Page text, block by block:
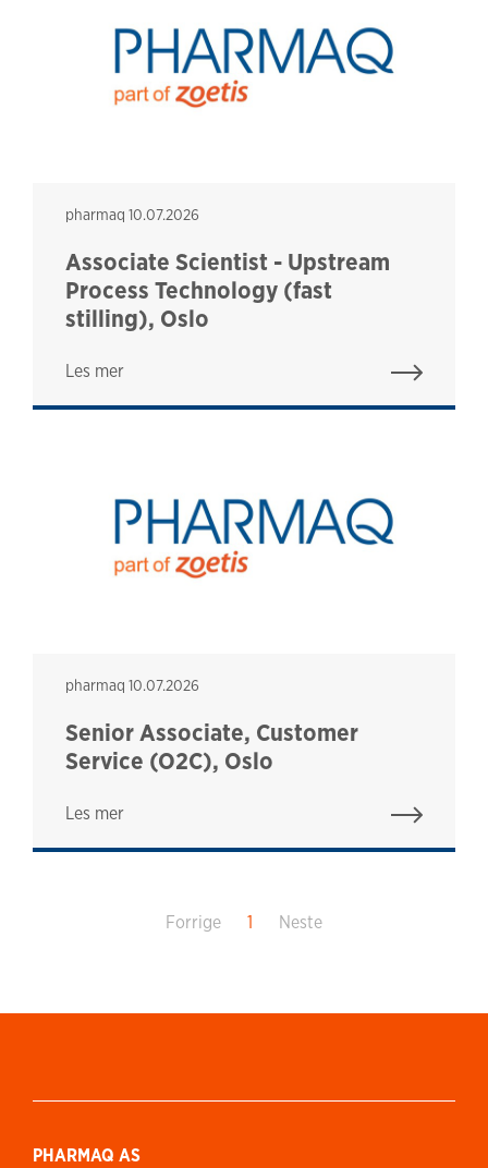
pharmaq
pharmaq 10.07.2026
Associate Scientist - Upstream
Process Technology (fast
stilling), Oslo
Les mer
pharmaq
pharmaq 10.07.2026
Senior Associate, Customer
Service (O2C), Oslo
Les mer
Forrige 1 Neste
PHARMAQ AS